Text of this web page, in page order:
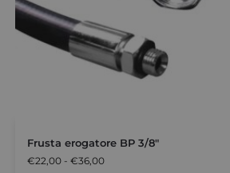
Frusta erogatore BP 3/8″
€22,00 - €36,00